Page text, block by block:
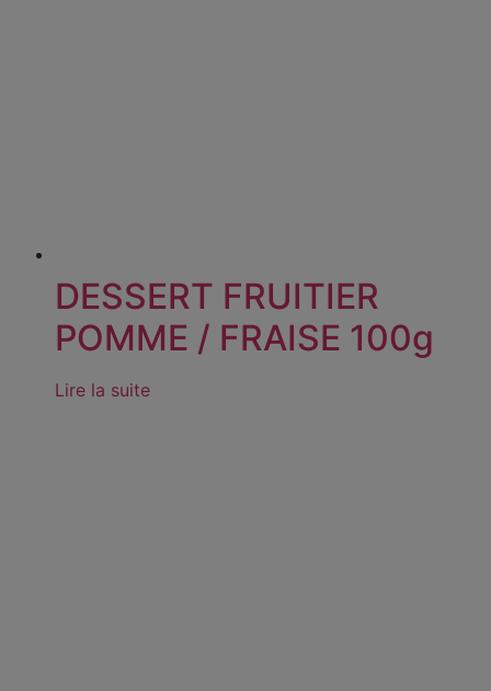
DESSERT FRUITIER
POMME / FRAISE 100g
Lire la suite